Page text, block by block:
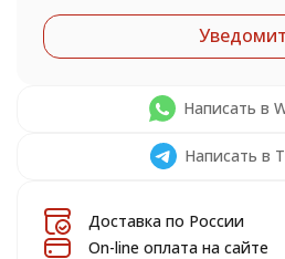
Написать в
Написать в
Доставка по России
On-line оплата на сайте